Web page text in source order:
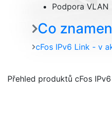
Podpora VLAN
Co
cFos IPv6 Link - v
Přehled produktů cFos